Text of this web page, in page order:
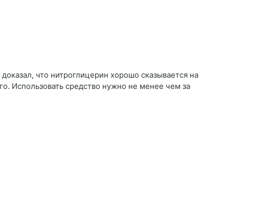
что нитроглицерин хорошо сказывается на
Использовать средство нужно не менее чем за